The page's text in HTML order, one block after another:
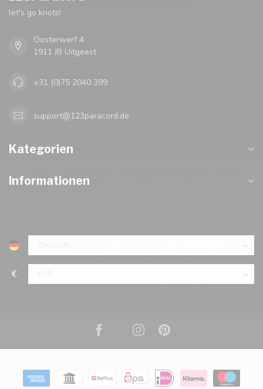
let's go knots!
Oosterwerf 4
1911 JB Uitgeest
+31 (0)75 2040 399
support@123paracord.de
Kategorien
Informationen
€